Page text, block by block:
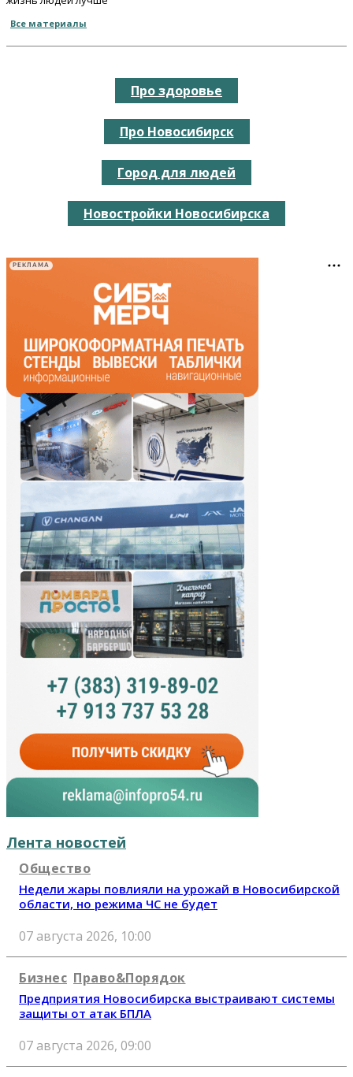
Все материалы
Про здоровье
Про Новосибирск
Город для людей
Новостройки Новосибирска
РЕКЛАМА
Лента новостей
Общество
Недели жары повлияли на урожай в Новосибирской
области, но режима ЧС не будет
07 августа 2026, 10:00
Бизнес Право&Порядок
Предприятия Новосибирска выстраивают системы
защиты от атак БПЛА
07 августа 2026, 09:00